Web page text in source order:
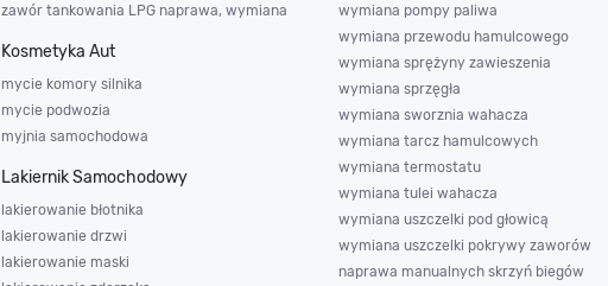
zawór tankowania LPG naprawa, wymiana
Kosmetyka Aut
mycie komory silnika
mycie podwozia
myjnia samochodowa
Lakiernik Samochodowy
lakierowanie błotnika
lakierowanie drzwi
lakierowanie maski
wymiana pompy paliwa
wymiana przewodu hamulcowego
wymiana sprężyny zawieszenia
wymiana sprzęgła
wymiana sworznia wahacza
wymiana tarcz hamulcowych
wymiana termostatu
wymiana tulei wahacza
wymiana uszczelki pod głowicą
wymiana uszczelki pokrywy zaworów
naprawa manualnych skrzyń biegów